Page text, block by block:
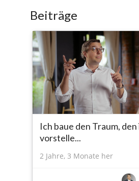
Beiträge
Ich baue den Traum,
vorstelle...
2 Jahre, 3 Monate her